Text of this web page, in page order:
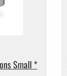
Small *